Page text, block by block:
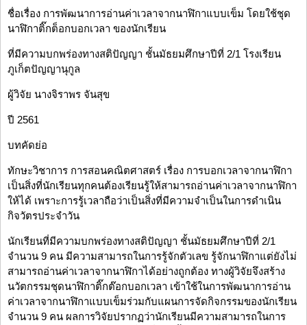
ชื่อเรื่อง การพัฒนาการอ่านค่าเวลาจากนาฬิกาแบบเข็ม โดยใช้ชุด
นาฬิกาติ๊กต็อกบอกเวลา ของนักเรียน
ที่มีความบกพร่องทางสติปัญญา ชั้นมัธยมศึกษาปีที่ 2/1 โรงเรียน
ภูเก็ตปัญญานุกูล
ผู้วิจัย นางจิราพร จันสุข
ปี 2561
บทคัดย่อ
ทักษะวิชาการ การสอนคณิตศาสตร์ เรื่อง การบอกเวลาจากนาฬิกา
เป็นสิ่งที่นักเรียนทุกคนต้องเรียนรู้ให้สามารถอ่านค่าเวลาจากนาฬิกา
ให้ได้ เพราะการรู้เวลาถือว่าเป็นสิ่งที่มีความจำเป็นในการดำเนิน
กิจวัตรประจำวัน
นักเรียนที่มีความบกพร่องทางสติปัญญา ชั้นมัธยมศึกษาปีที่ 2/1
จำนวน 9 คน มีความสามารถในการรู้จักตัวเลข รู้จักนาฬิกาแต่ยังไม่
สามารถอ่านค่าเวลาจากนาฬิกาได้อย่างถูกต้อง ทางผู้วิจัยจึงสร้าง
นวัตกรรมชุดนาฬิกาติ๊กต๊อกบอกเวลา เข้าใช้ในการพัฒนาการอ่าน
ค่าเวลาจากนาฬิกาแบบเข็มร่วมกับแผนการจัดกิจกรรมของนักเรียน
จำนวน 9 คน ผลการวิจัยปรากฏว่านักเรียนมีความสามารถในการ